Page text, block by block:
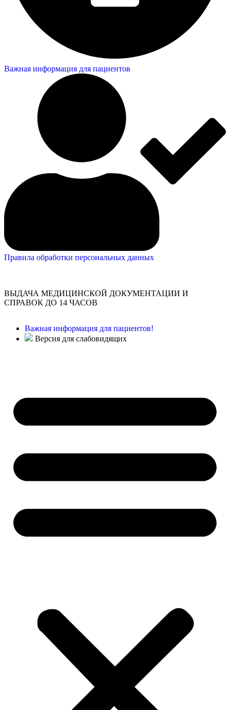
Важная информация для пациентов
Правила обработки персональных данных
ВЫДАЧА МЕДИЦИНСКОЙ ДОКУМЕНТАЦИИ И
СПРАВОК ДО 14 ЧАСОВ
Важная информация для пациентов!
Версия для слабовидящих